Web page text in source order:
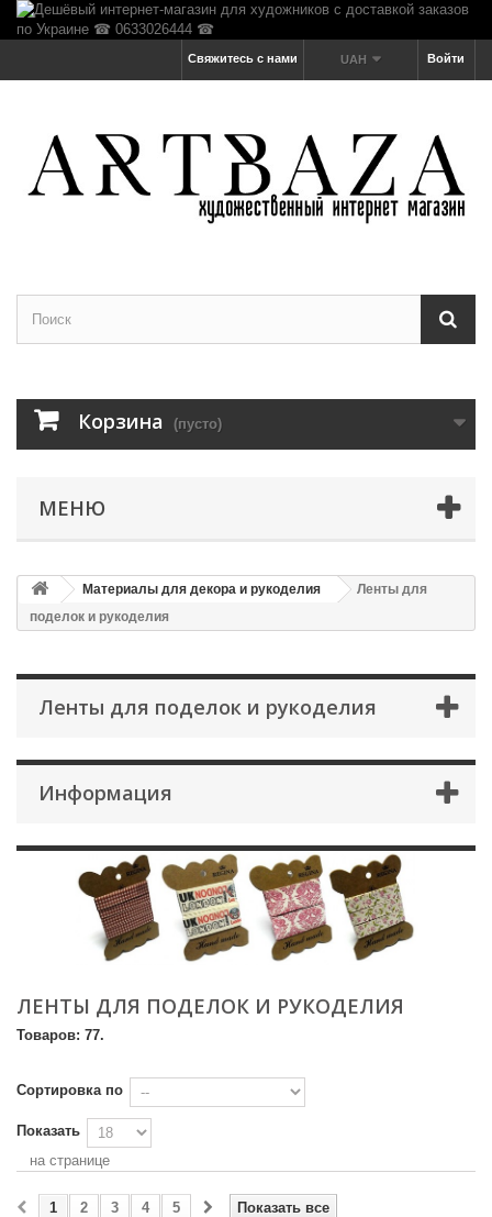
Войти
UAH
Свяжитесь с нами
Корзина (пусто)
МЕНЮ
Материалы для декора и рукоделия
Ленты для
поделок и рукоделия
Ленты для поделок и рукоделия
Информация
ЛЕНТЫ ДЛЯ ПОДЕЛОК И РУКОДЕЛИЯ
Товаров: 77.
Сортировка по
Показать
на странице
Показать все
1 2 3 4 5